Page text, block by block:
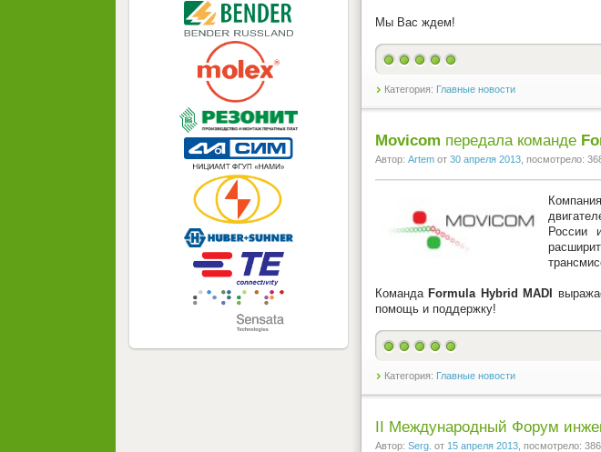
Мы Вас ждем!
Категория: Главные новости
Movicom передала команде
Автор: Artem от 30 апреля 2013, посмотрело:
России
Команда Formula Hybrid MADI
помощь и поддержку!
Категория: Главные новости
II Международный Форум
Автор: Serg. от 15 апреля 2013 , посмотрело: